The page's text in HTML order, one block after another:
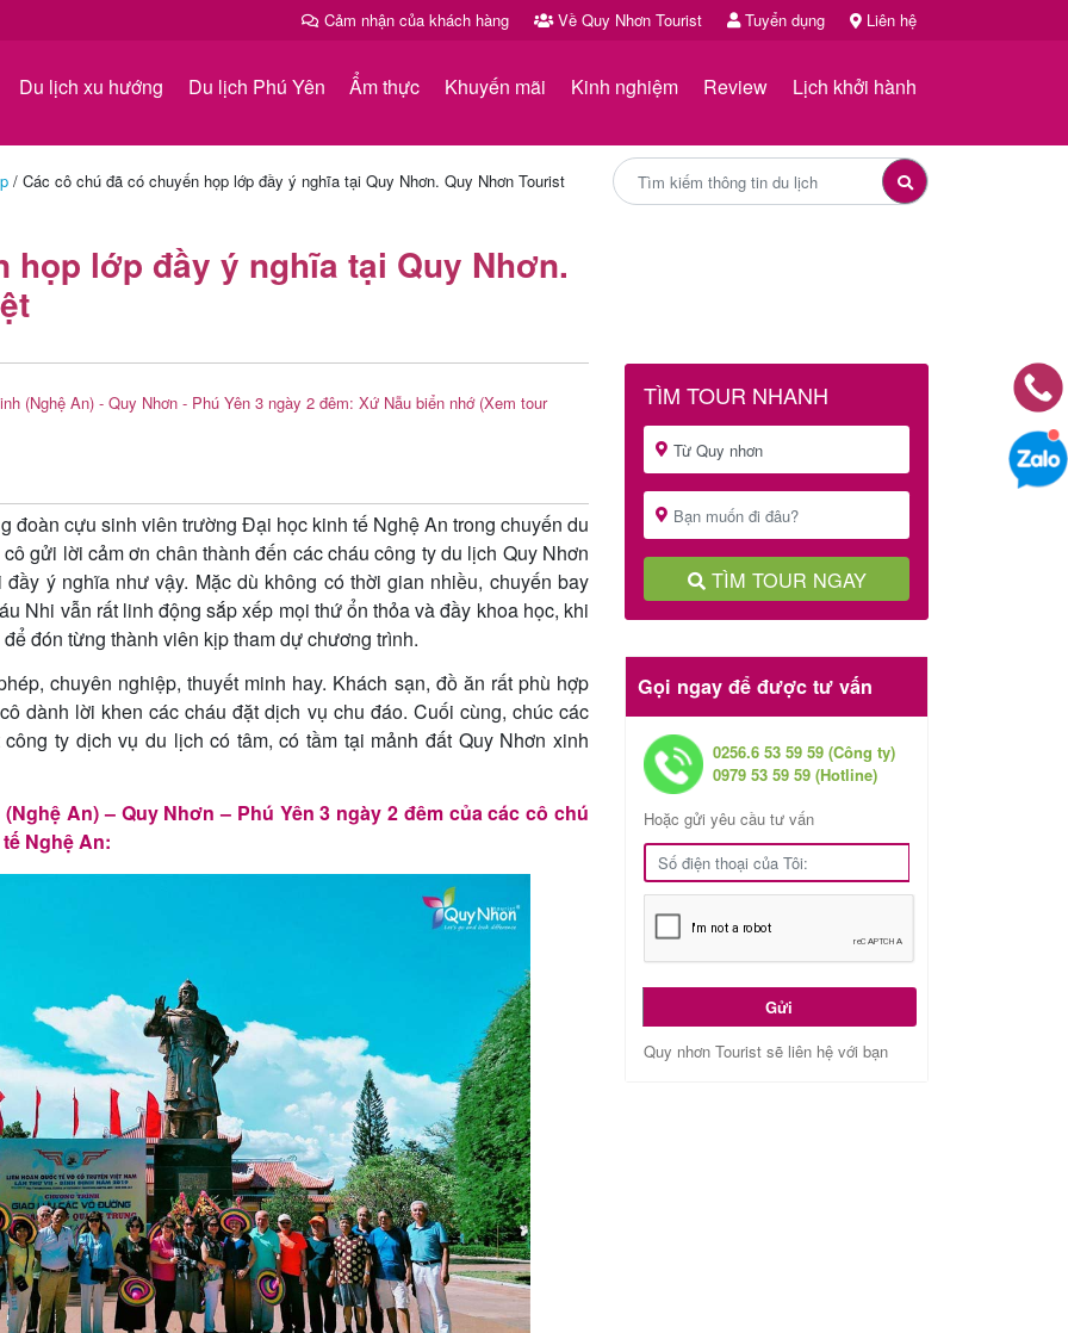
Cảm nhận của khách hàng Về Quy Nhơn Tourist Tuyển dụng Liên hệ
Du lịch xu hướng Du lịch Phú Yên Ẩm thực Khuyến mãi Kinh nghiệm Review Lịch khởi hành
/ Các cô chú đã có chuyến họp lớp đầy ý nghĩa tại Quy Nhơn. Quy Nhơn Tourist
họp lớp đầy ý nghĩa tại Quy Nhơn.
(Nghệ An) - Quy Nhơn - Phú Yên 3 ngày 2 đêm: Xứ Nẫu biển nhớ(Xem tour
đoàn cựu sinh viên trường Đại học kinh tế Nghệ An trong chuyến du
gửi lời cảm ơn chân thành đến các cháu công ty du lịch Quy Nhơn
ý nghĩa như vậy. Mặc dù không có thời gian nhiều, chuyến bay
Nhi vẫn rất linh động sắp xếp mọi thứ ổn thỏa và đầy khoa học, khi
đón từng thành viên kịp tham dự chương trình.
chuyên nghiệp, thuyết minh hay. Khách sạn, đồ ăn rất phù hợp
dành lời khen các cháu đặt dịch vụ chu đáo. Cuối cùng, chúc các
ty dịch vụ du lịch có tâm, có tầm tại mảnh đất Quy Nhơn xinh
An) – Quy Nhơn – Phú Yên 3 ngày 2 đêm của các cô chú
Nghệ An:
TÌM TOUR NHANH
TÌM TOUR NGAY
Gọi ngay để được tư vấn
0256.6 53 59 59 (Công ty)
0979 53 59 59 (Hotline)
Hoặc gửi yêu cầu tư vấn
Gửi
Quy nhơn Tourist sẽ liên hệ với bạn